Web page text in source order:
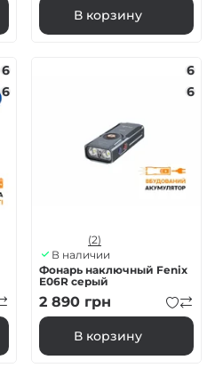
В корзину
6
6
6
6
(2)
В наличии
Фонарь наключный Fenix
E06R серый
2 890 грн
В корзину